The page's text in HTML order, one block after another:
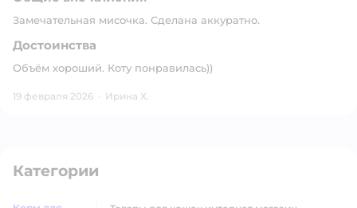
Замечательная мисочка. Сделана аккуратно.
Достоинства
Объём хороший. Коту понравилась))
19 февраля 2026 · Ирина Х.
Категории